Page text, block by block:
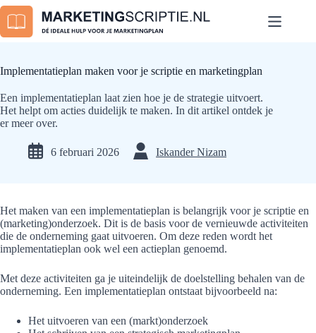
Ga
naar
de
Implementatieplan maken voor je scriptie en marketingplan
Een implementatieplan laat zien hoe je de strategie uitvoert.
Het helpt om acties duidelijk te maken. In dit artikel ontdek je
er meer over.
6 februari 2026 Iskander Nizam
Het maken van een implementatieplan is belangrijk voor je scriptie en
(marketing)onderzoek. Dit is de basis voor de vernieuwde activiteiten
die de onderneming gaat uitvoeren. Om deze reden wordt het
implementatieplan ook wel een actieplan genoemd.
Met deze activiteiten ga je uiteindelijk de doelstelling behalen van de
onderneming. Een implementatieplan ontstaat bijvoorbeeld na:
Het uitvoeren van een (markt)onderzoek